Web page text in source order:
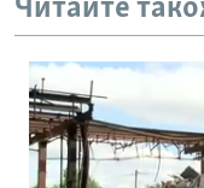
Читайте